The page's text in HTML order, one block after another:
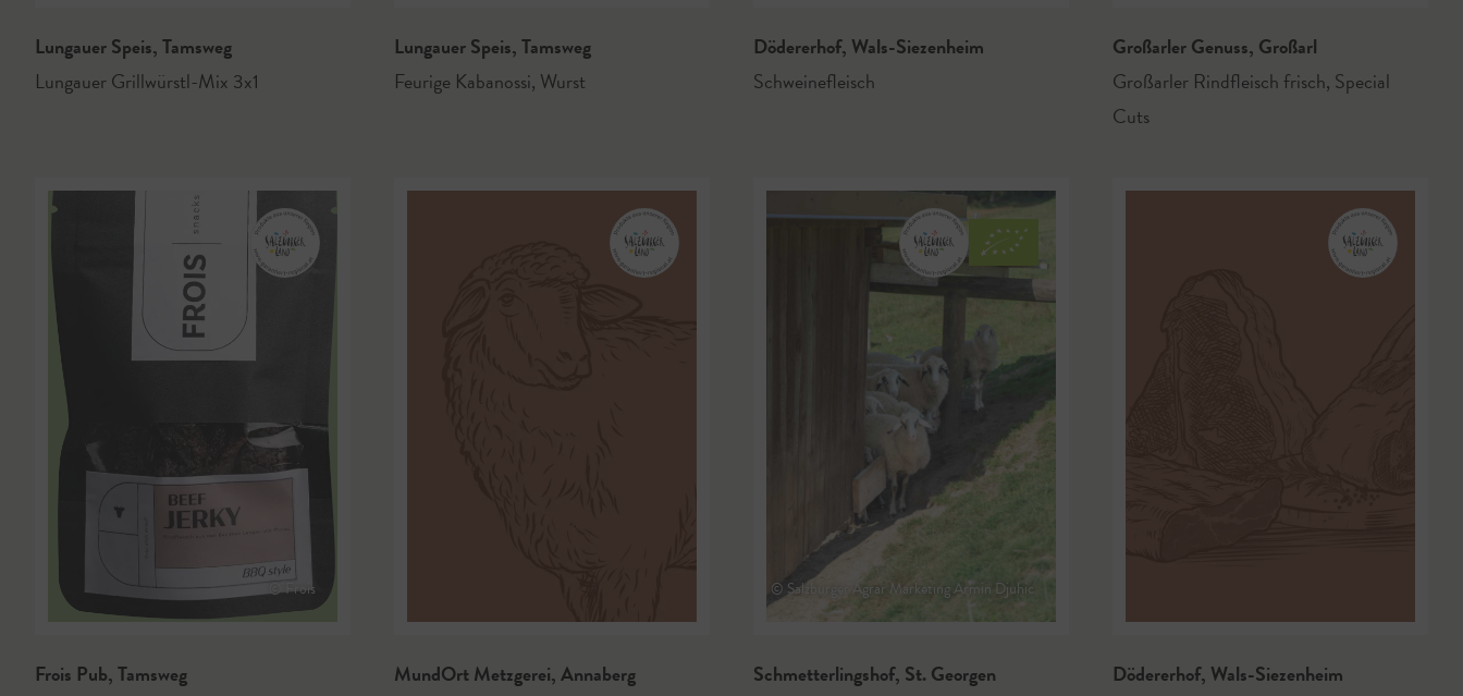
Lungauer Speis,Tamsweg
Lungauer Grillwürstl-Mix 3x1
Lungauer Speis,Tamsweg
Feurige Kabanossi, Wurst
Dödererhof, Wals-Siezenheim
Schweinefleisch
Großarler Genuss, Großarl
Großarler Rindfleisch frisch, Special
Cuts
© Frois
Frois Pub,Tamsweg
MundOrt Metzgerei,Annaberg
© Salzburger Agrar Marketing Armin Djuhic
Schmetterlingshof, St. Georgen
Dödererhof, Wals-Siezenheim